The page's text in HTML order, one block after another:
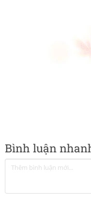
Bình luận